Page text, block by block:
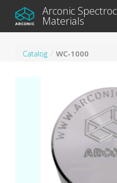
Arconic
Materials
Catalog WC-1000